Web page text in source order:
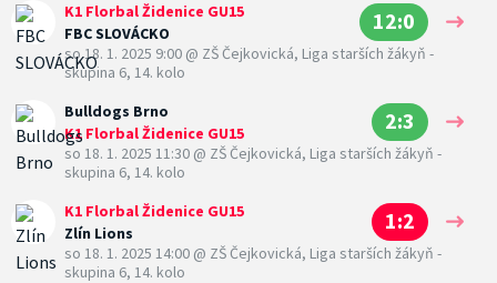
K1 Florbal Židenice GU15
FBC SLOVÁCKO
12:0
so 18. 1. 2025 9:00 @ ZŠ Čejkovická, Liga starších žákyň -
skupina 6, 14. kolo
Bulldogs Brno
K1 Florbal Židenice GU15
2:3
so 18. 1. 2025 11:30 @ ZŠ Čejkovická, Liga starších žákyň -
skupina 6, 14. kolo
K1 Florbal Židenice GU15
Zlín Lions
1:2
so 18. 1. 2025 14:00 @ ZŠ Čejkovická, Liga starších žákyň -
skupina 6, 14. kolo